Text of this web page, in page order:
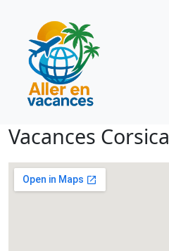
Vacances Corsica